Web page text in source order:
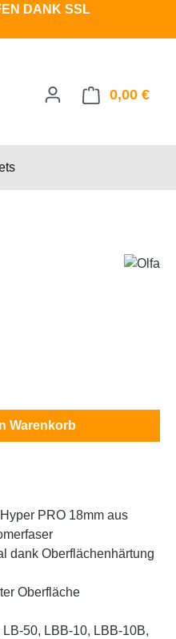
DANK SSL
0,00 €
Wert ein
Warenkorb
PRO 18mm aus
dank Oberflächenhärtung
Oberfläche
50, LBB-10, LBB-10B,